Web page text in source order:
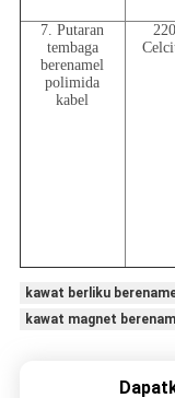
7. Putaran
tembaga
berenamel
polimida
kabel
220
kawat berliku
kawat magnet